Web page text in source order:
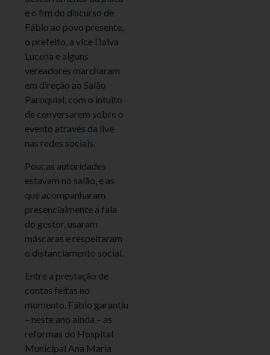
e o fim do discurso de
Fábio ao povo presente,
o prefeito, a vice Dalva
Lucena e alguns
vereadores marcharam
em direção ao Salão
Paroquial, com o intuito
de conversarem sobre o
evento através da live
nas redes sociais.
Poucas autoridades
estavam no salão, e as
que acompanharam
presencialmente a fala
do gestor, usaram
máscaras e respeitaram
o distanciamento social.
Entre a prestação de
contas feitas no
momento, Fábio garantiu
– neste ano ainda – as
reformas do Hospital
Municipal Ana Maria